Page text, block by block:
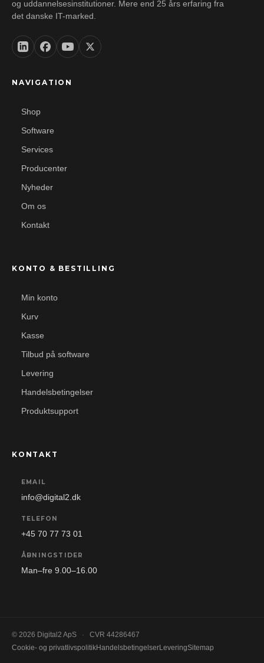
og uddannelsesinstitutioner. Mere end 25 års erfaring fra
det danske IT-marked.
NAVIGATION
Shop
Software
Services
Producenter
Nyheder
Om os
Kontakt
KONTO & BESTILLING
Min konto
Kurv
Kasse
Tilbud på software
Levering
Handelsbetingelser
Produktsupport
KONTAKT
EMAIL
info@digital2.dk
TELEFON
+45 70 77 73 01
ÅBNINGSTIDER
Man–fre 9.00–16.00
© 2026 Digital2 ApS ·
CVR 44286467
Cookie- og privatlivspolitikHandelsbetingelserLeveringSitemap